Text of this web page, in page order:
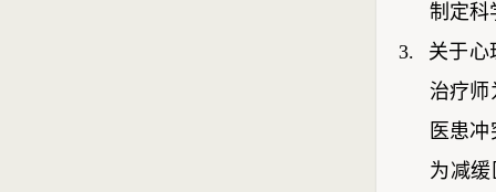
制定科
3.
关于心
治疗师
医患
为减